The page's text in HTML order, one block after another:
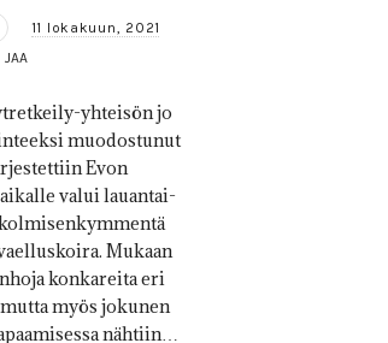
11 lokakuun, 2021
JAA
yhteisön jo
muodostunut
Evon
valui lauantai-
Mukaan
konkareita eri
myös jokunen
nähtiin…